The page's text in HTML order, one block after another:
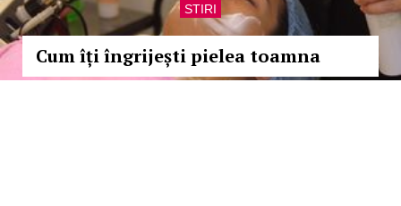
STIRI
Cum îți îngrijești pielea toamna